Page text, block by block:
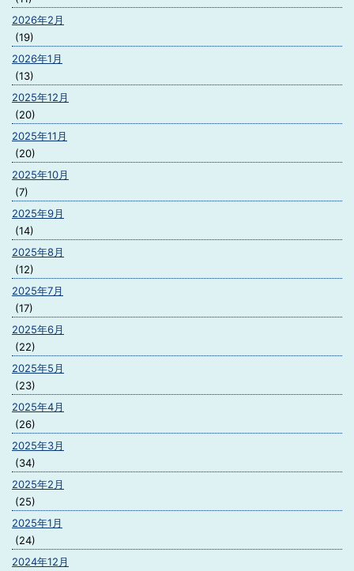
2026年2月
(19)
2026年1月
(13)
2025年12月
(20)
2025年11月
(20)
2025年10月
(7)
2025年9月
(14)
2025年8月
(12)
2025年7月
(17)
2025年6月
(22)
2025年5月
(23)
2025年4月
(26)
2025年3月
(34)
2025年2月
(25)
2025年1月
(24)
2024年12月